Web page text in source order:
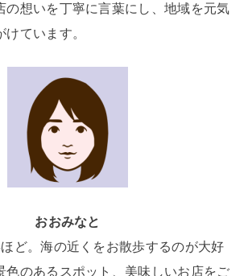
の想いを丁寧に言葉にし、地域を元気
ています。
おおみなと
ど。海の近くをお散歩するのが大好
色のあるスポット、美味しいお店をご